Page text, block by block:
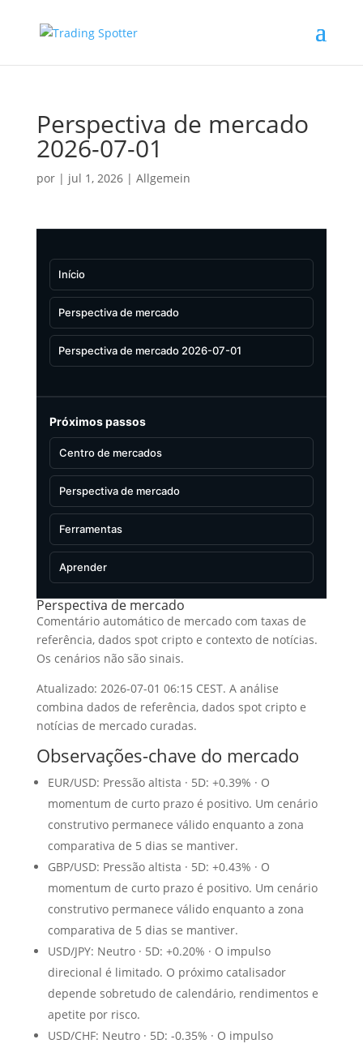
Perspectiva de mercado
2026-07-01
por | jul 1, 2026| Allgemein
Início
Perspectiva de mercado
Perspectiva de mercado 2026-07-01
Próximos passos
Centro de mercados
Perspectiva de mercado
Ferramentas
Aprender
Perspectiva de mercado
Comentário automático de mercado com taxas de
referência, dados spot cripto e contexto de notícias.
Os cenários não são sinais.
Atualizado: 2026-07-01 06:15 CEST. A análise
combina dados de referência, dados spot cripto e
notícias de mercado curadas.
Observações-chave do mercado
EUR/USD: Pressão altista · 5D: +0.39% · O
momentum de curto prazo é positivo. Um cenário
construtivo permanece válido enquanto a zona
comparativa de 5 dias se mantiver.
GBP/USD: Pressão altista · 5D: +0.43% · O
momentum de curto prazo é positivo. Um cenário
construtivo permanece válido enquanto a zona
comparativa de 5 dias se mantiver.
USD/JPY: Neutro · 5D: +0.20% · O impulso
direcional é limitado. O próximo catalisador
depende sobretudo de calendário, rendimentos e
apetite por risco.
USD/CHF: Neutro · 5D: -0.35% · O impulso